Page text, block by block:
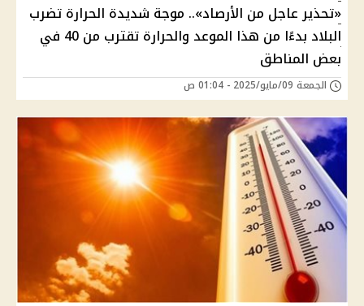
«تحذير عاجل من الأرصاد».. موجة شديدة الحرارة تضرب
البلاد بدءًا من هذا الموعد والحرارة تقترب من 40 في
بعض المناطق
الجمعة 09/مايو/2025 - 01:04 ص